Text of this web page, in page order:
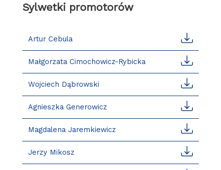
Sylwetki promotorów
Artur Cebula
Małgorzata Cimochowicz-Rybicka
Wojciech Dąbrowski
Agnieszka Generowicz
Magdalena Jaremkiewicz
Jerzy Mikosz